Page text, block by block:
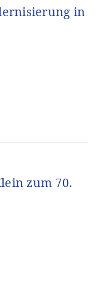
in
zum 70.